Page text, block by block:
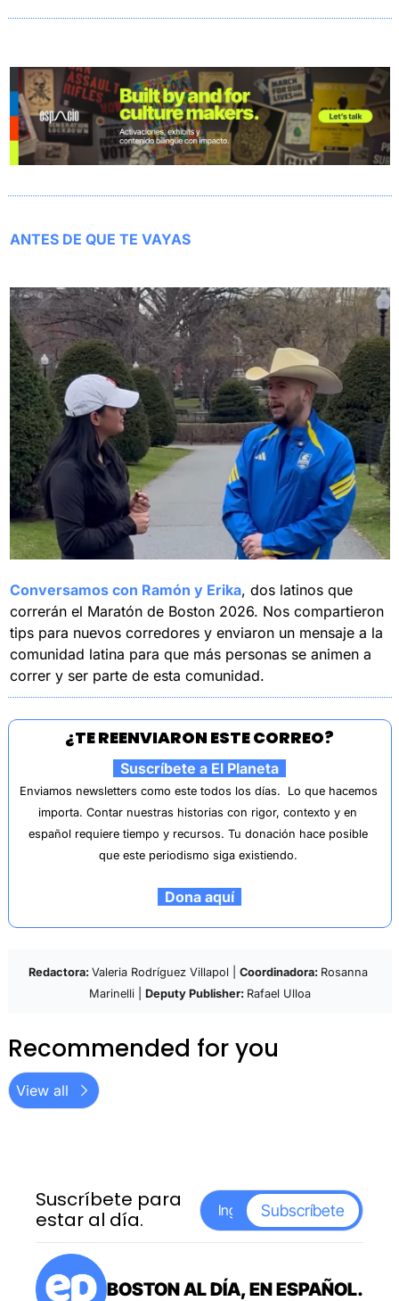
ANTES DE QUE TE VAYAS
Conversamos con Ramón y Erika, dos latinos que
correrán el Maratón de Boston 2026. Nos compartieron
tips para nuevos corredores y enviaron un mensaje a la
comunidad latina para que más personas se animen a
correr y ser parte de esta comunidad.
¿TE REENVIARON ESTE CORREO?
  Suscríbete a El Planeta
Enviamos newsletters como este todos los días. Lo que hacemos
importa. Contar nuestras historias con rigor, contexto y en
español requiere tiempo y recursos. Tu donación hace posible
que este periodismo siga existiendo.
  Dona aquí
Redactora: Valeria Rodríguez Villapol | Coordinadora: Rosanna
Marinelli | Deputy Publisher: Rafael Ulloa
Recommended for you
View all
Suscríbete para
estar al día.
Subscríbete
BOSTON AL DÍA, EN ESPAÑOL.